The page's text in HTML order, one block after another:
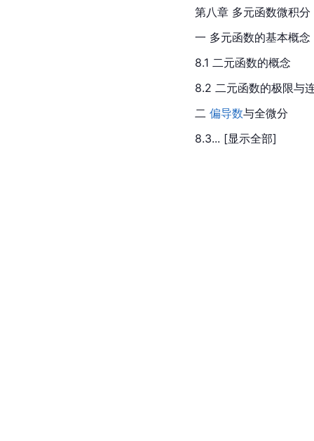
第八章 多元函数微积分
一 多元函数的基本概念
8.1 二元函数的概念
8.2 二元函数的极限与
二 偏导数与全微分
8.3... [显示全部]